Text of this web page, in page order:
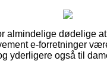
almindelige dødelige
e-forretninger
yderligere også til